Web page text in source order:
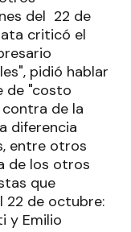
del 22 de
criticó el
pidió hablar
de "costo
de la
diferencia
entre otros
de los otros
que
22 de octubre:
y Emilio